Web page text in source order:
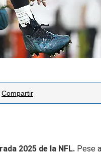
Compartir
2025 de la NFL. Pese